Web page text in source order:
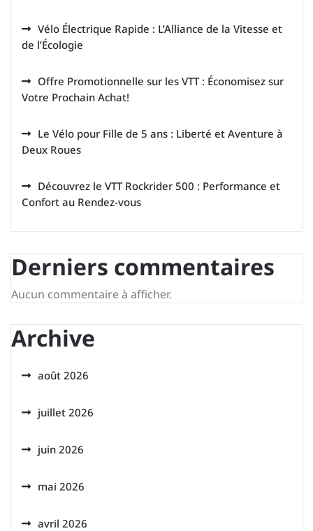
Vélo Électrique Rapide : L’Alliance de la Vitesse et
de l’Écologie
Offre Promotionnelle sur les VTT : Économisez sur
Votre Prochain Achat!
Le Vélo pour Fille de 5 ans : Liberté et Aventure à
Deux Roues
Découvrez le VTT Rockrider 500 : Performance et
Confort au Rendez-vous
Derniers commentaires
Aucun commentaire à afficher.
Archive
août 2026
juillet 2026
juin 2026
mai 2026
avril 2026